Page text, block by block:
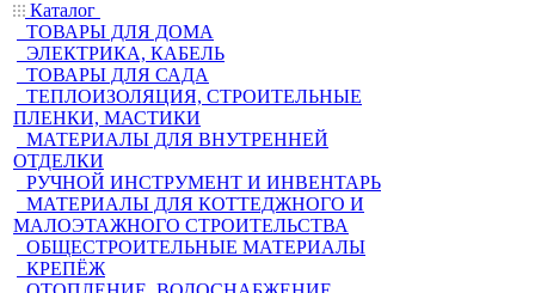
Каталог
ТОВАРЫ ДЛЯ ДОМА
ЭЛЕКТРИКА, КАБЕЛЬ
ТОВАРЫ ДЛЯ САДА
ТЕПЛОИЗОЛЯЦИЯ, СТРОИТЕЛЬНЫЕ
ПЛЕНКИ, МАСТИКИ
МАТЕРИАЛЫ ДЛЯ ВНУТРЕННЕЙ
ОТДЕЛКИ
РУЧНОЙ ИНСТРУМЕНТ И ИНВЕНТАРЬ
МАТЕРИАЛЫ ДЛЯ КОТТЕДЖНОГО И
МАЛОЭТАЖНОГО СТРОИТЕЛЬСТВА
ОБЩЕСТРОИТЕЛЬНЫЕ МАТЕРИАЛЫ
КРЕПЁЖ